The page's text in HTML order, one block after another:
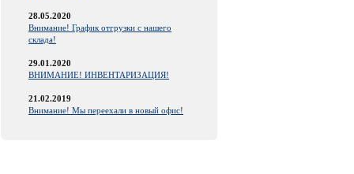
28.05.2020
Внимание! График отгрузки с нашего
склада!
29.01.2020
ВНИМАНИЕ! ИНВЕНТАРИЗАЦИЯ!
21.02.2019
Внимание! Мы переехали в новый офис!